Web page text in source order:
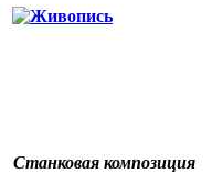
Станковая композиция